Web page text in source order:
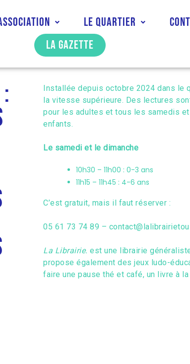
Le quartier
La gazette
Installée depuis octobre 2024 dans le
la vitesse supérieure. Des lectures
pour les adultes et tous les samedis
enfants.
Le samedi et le dimanche
10h30 – 11h00 : 0-3 ans
11h15 – 11h45 : 4-6 ans
C’est gratuit, mais il faut réserver :
05 61 73 74 89 –
La Librairie. est une librairie
propose également des jeux ludo-
faire une pause thé et café, un livre à la